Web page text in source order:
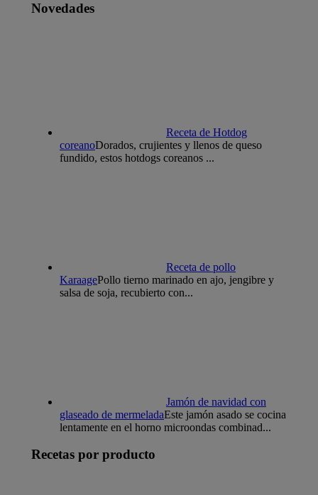
Novedades
Receta de Hotdog
coreanoDorados, crujientes y llenos de queso
fundido, estos hotdogs coreanos ...
Receta de pollo
KaraagePollo tierno marinado en ajo, jengibre y
salsa de soja, recubierto con...
Jamón de navidad con
glaseado de mermeladaEste jamón asado se cocina
lentamente en el horno microondas combinad...
Recetas por producto